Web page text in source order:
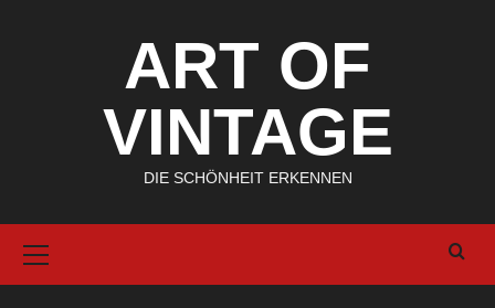
ART OF
VINTAGE
DIE SCHÖNHEIT ERKENNEN
Menu